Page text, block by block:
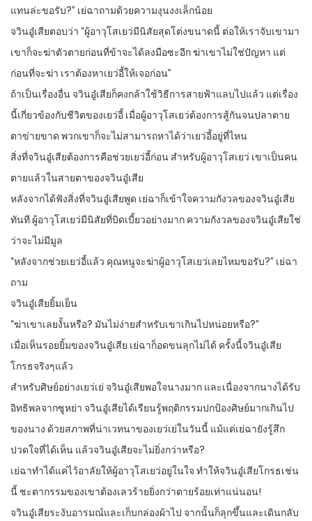
แทนล่ะขอรับ?” เย่ฉาถามด้วยความงุนงงเล็กน้อย
จวินอู๋เสียตอบว่า “ผู้อาวุโสเยว่มีนิสัยสุดโต่งขนาดนี้ ต่อให้เราจับเขามา
เขาก็จะฆ่าตัวตายก่อนที่ข้าจะได้ลงมือซะอีก ฆ่าเขาไม่ใช่ปัญหา แต่
ก่อนที่จะฆ่า เราต้องหาเยว่อี้ให้เจอก่อน”
ถ้าเป็นเรื่องอื่น จวินอู๋เสียก็คงกล้าใช้วิธีการสายฟ้าแลบไปแล้ว แต่เรื่อง
นี้เกี่ยวข้องกับชีวิตของเยว่อี้ เมื่อผู้อาวุโสเยว่ต้องการสู้กันจนปลาตาย
ตาข่ายขาด พวกเขาก็จะไม่สามารถหาได้ว่าเยว่อี้อยู่ที่ไหน
สิ่งที่จวินอู๋เสียต้องการคือช่วยเยว่อี้ก่อน สำหรับผู้อาวุโสเยว่ เขาเป็นคน
ตายแล้วในสายตาของจวินอู๋เสีย
หลังจากได้ฟังสิ่งที่จวินอู๋เสียพูด เย่ฉาก็เข้าใจความกังวลของจวินอู๋เสีย
ทันที ผู้อาวุโสเยว่มีนิสัยที่บิดเบี้ยวอย่างมาก ความกังวลของจวินอู๋เสียใช่
ว่าจะไม่มีมูล
“หลังจากช่วยเยว่อี้แล้ว คุณหนูจะฆ่าผู้อาวุโสเยว่เลยไหมขอรับ?” เย่ฉา
ถาม
จวินอู๋เสียยิ้มเย็น
“ฆ่าเขาเลยงั้นหรือ? มันไม่ง่ายสำหรับเขาเกินไปหน่อยหรือ?”
เมื่อเห็นรอยยิ้มของจวินอู๋เสีย เย่ฉาก็อดขนลุกไม่ได้ ครั้งนี้จวินอู๋เสีย
โกรธจริงๆแล้ว
สำหรับศิษย์อย่างเยว่เย่ จวินอู๋เสียพอใจนางมาก และเนื่องจากนางได้รับ
อิทธิพลจากซูหย่า จวินอู๋เสียได้เรียนรู้พฤติกรรมปกป้องศิษย์มากเกินไป
ของนาง ด้วยสภาพที่น่าเวทนาของเยว่เย่ในวันนี้ แม้แต่เย่ฉายังรู้สึก
ปวดใจที่ได้เห็น แล้วจวินอู๋เสียจะไม่ยิ่งกว่าหรือ?
เย่ฉาทำได้แค่ไว้อาลัยให้ผู้อาวุโสเยว่อยู่ในใจ ทำให้จวินอู๋เสียโกรธเช่น
นี้ ชะตากรรมของเขาต้องเลวร้ายยิ่งกว่าตายร้อยเท่าแน่นอน!
จวินอู๋เสียระงับอารมณ์และเก็บกล่องผ้าไป จากนั้นก็ลุกขึ้นและเดินกลับ